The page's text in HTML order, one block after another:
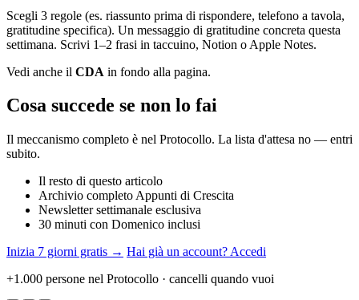
Scegli 3 regole (es. riassunto prima di rispondere, telefono a tavola,
gratitudine specifica). Un messaggio di gratitudine concreta questa
settimana. Scrivi 1–2 frasi in taccuino, Notion o Apple Notes.
Vedi anche il CDA in fondo alla pagina.
Cosa succede se non lo fai
Il meccanismo completo è nel Protocollo. La lista d'attesa no — entri
subito.
Il resto di questo articolo
Archivio completo Appunti di Crescita
Newsletter settimanale esclusiva
30 minuti con Domenico inclusi
Inizia 7 giorni gratis → Hai già un account? Accedi
+1.000 persone nel Protocollo · cancelli quando vuoi